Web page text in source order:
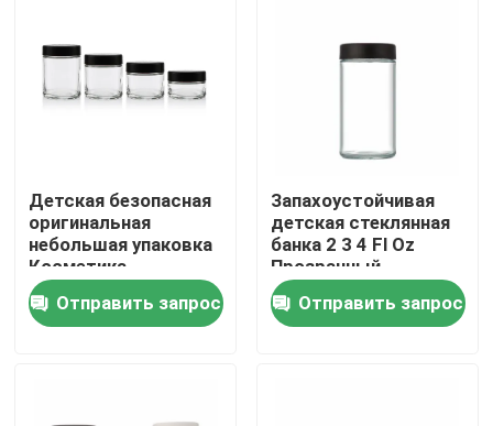
Дом
Видео
Детская безопасная
оригинальная
небольшая упаковка
Косметика
Стеклянные
контейнеры с
крышкой
Отправить запрос
Запахоустойчивая
детская стеклянная
банка 2 3 4 Fl Oz
Прозрачный
прямосторонний
контейнер
герметичный
Отправить запрос